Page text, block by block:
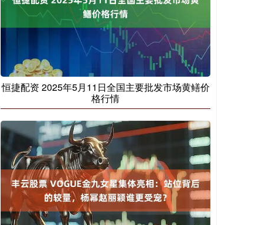
恒捷配资 2025年5月11日全国主要批发市场黄鳝价
格行情